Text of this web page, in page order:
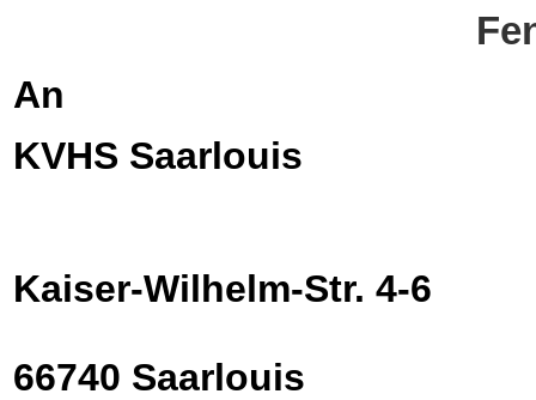
An
KVHS Saarlouis
Kaiser-Wilhelm-Str. 4-6
66740 Saarlouis